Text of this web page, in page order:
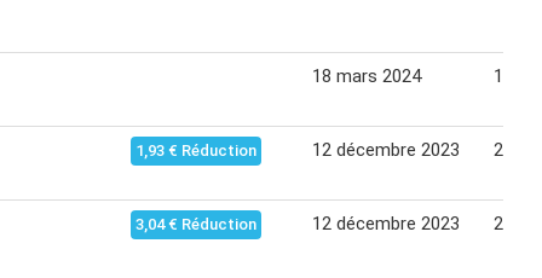
18 mars 2024 18
1,93 € Réduction 12 décembre 2023 24
3,04 € Réduction 12 décembre 2023 24